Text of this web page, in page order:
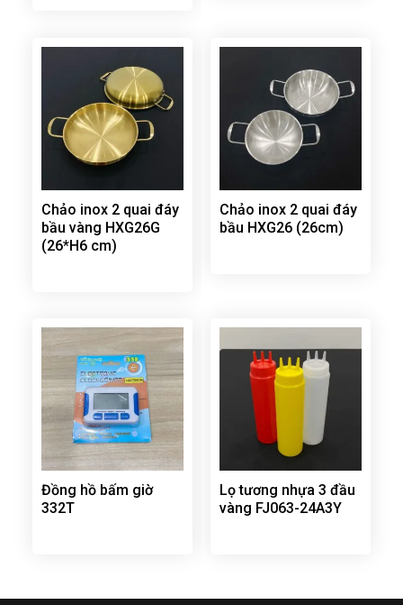
Chảo inox 2 quai đáy
bầu vàng HXG26G
(26*H6 cm)
Chảo inox 2 quai đáy
bầu HXG26 (26cm)
Đồng hồ bấm giờ
332T
Lọ tương nhựa 3 đầu
vàng FJ063-24A3Y